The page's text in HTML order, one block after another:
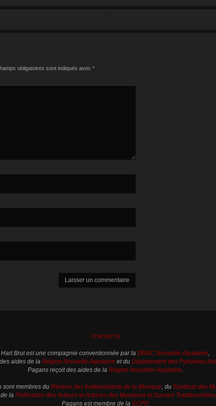
obligatoires sont indiqués avec *
CONTACTS
Hart Brut est une compagnie conventionnée par la DRAC Nouvelle-Aquitaine
aides de la Région Nouvelle-Aquitaine et du Département des Pyrénées-
Pagans reçoit des aides de la Région Nouvelle-Aquitaine.
sont membres du Réseau des Indépendants de la Musique , du Syndicat des
la Fédération des Acteurs et Actrices des Musiques et Danses Traditionnelles.
Pagans est membre de la SCPP.